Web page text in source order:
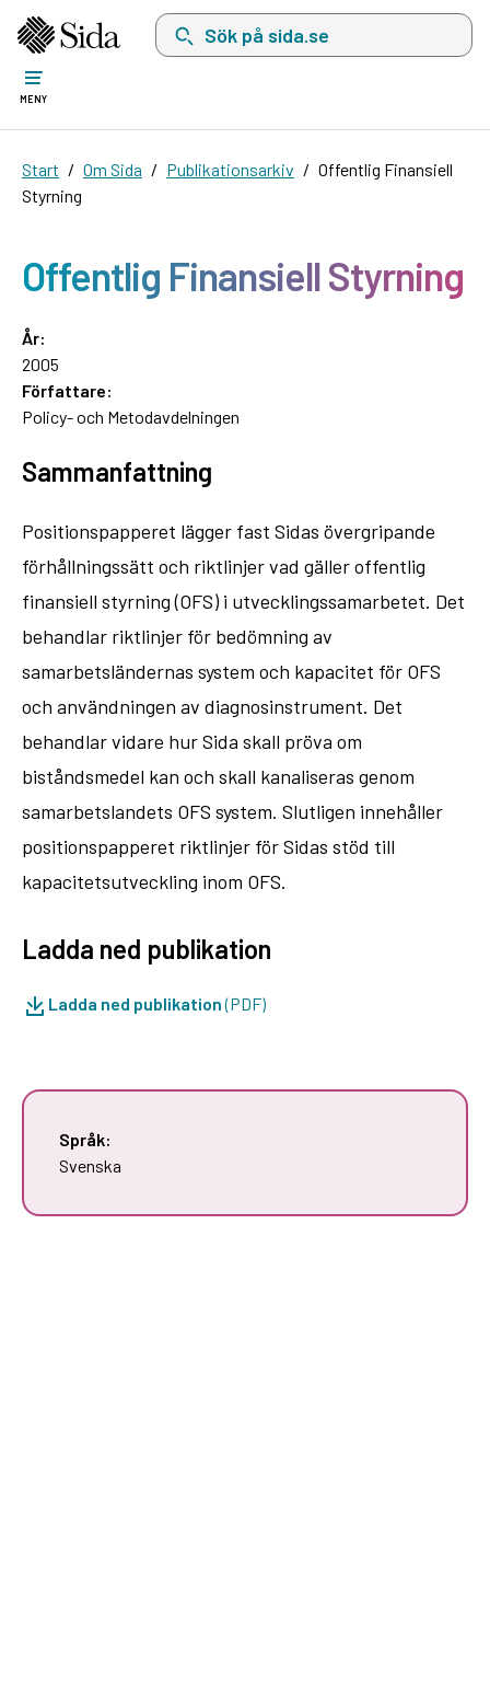
Sök på sida.se, sökförslag kommer att visas
MENY
Start Om Sida Publikationsarkiv
Offentlig Finansiell
Styrning
Offentlig Finansiell Styrning
År:
2005
Författare:
Policy- och Metodavdelningen
Sammanfattning
Positionspapperet lägger fast Sidas övergripande
förhållningssätt och riktlinjer vad gäller offentlig
finansiell styrning (OFS) i utvecklingssamarbetet. Det
behandlar riktlinjer för bedömning av
samarbetsländernas system och kapacitet för OFS
och användningen av diagnosinstrument. Det
behandlar vidare hur Sida skall pröva om
biståndsmedel kan och skall kanaliseras genom
samarbetslandets OFS system. Slutligen innehåller
positionspapperet riktlinjer för Sidas stöd till
kapacitetsutveckling inom OFS.
Ladda ned publikation
Ladda ned publikation(PDF)
Språk:
Svenska